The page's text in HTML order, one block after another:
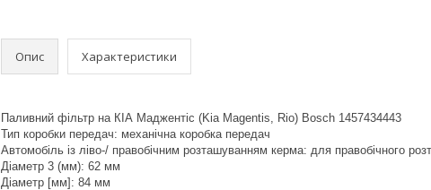
Опис Характеристики
Паливний фільтр на КІА Маджентіс (Kia Magentis, Rio) Bosch 1457434443
Тип коробки передач: механічна коробка передач
Автомобіль із ліво-/ правобічним розташуванням керма: для правобічного
Діаметр 3 (мм): 62 мм
Діаметр [мм]: 84 мм